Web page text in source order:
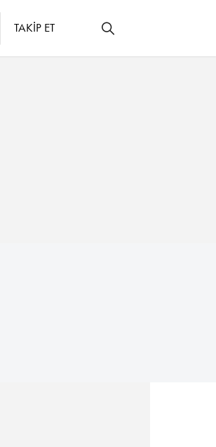
TAKİP ET